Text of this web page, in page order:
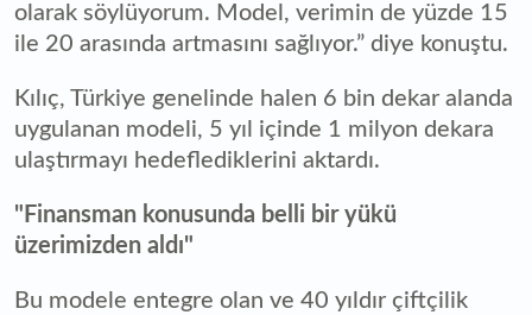
olarak söylüyorum. Model, verimin de yüzde 15
ile 20 arasında artmasını sağlıyor.” diye konuştu.
Kılıç, Türkiye genelinde halen 6 bin dekar alanda
uygulanan modeli, 5 yıl içinde 1 milyon dekara
ulaştırmayı hedeflediklerini aktardı.
"Finansman konusunda belli bir yükü
üzerimizden aldı"
Bu modele entegre olan ve 40 yıldır çiftçilik